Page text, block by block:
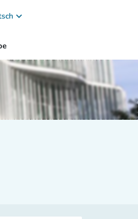
keyboard_arrow_down